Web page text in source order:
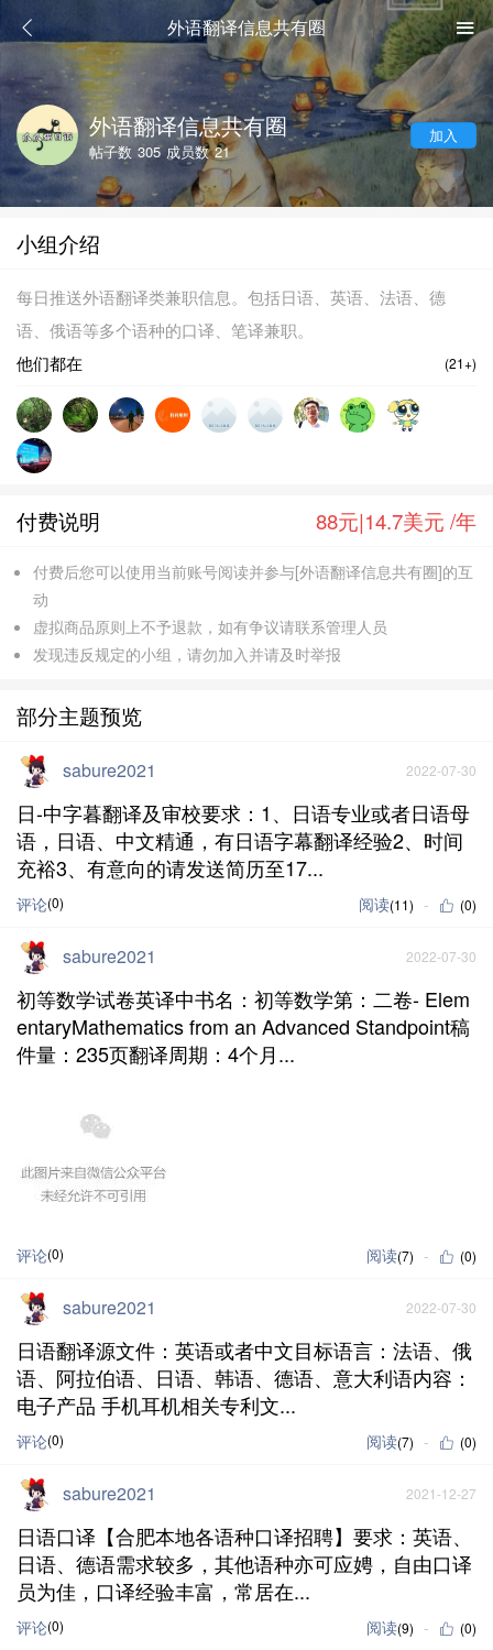
外语翻译信息共有圈
外语翻译信息共有圈
帖子数 305 成员数 21
加入
小组介绍
每日推送外语翻译类兼职信息。包括日语、英语、法语、德
语、俄语等多个语种的口译、笔译兼职。
(21+)
他们都在
88元|14.7美元 /年
付费说明
付费后您可以使用当前账号阅读并参与[外语翻译信息共有圈]的互
动
虚拟商品原则上不予退款，如有争议请联系管理人员
发现违反规定的小组，请勿加入并请及时举报
部分主题预览
sabure2021 2022-07-30
日-中字暮翻译及审校要求：1、日语专业或者日语母
语，日语、中文精通，有日语字幕翻译经验2、时间
充裕3、有意向的请发送简历至17...
评论(0) 阅读(11) (0)
sabure2021 2022-07-30
初等数学试卷英译中书名：初等数学第：二卷- Elem
entaryMathematics from an Advanced Standpoint稿
件量：235页翻译周期：4个月...
评论(0) 阅读(7) (0)
sabure2021 2022-07-30
日语翻译源文件：英语或者中文目标语言：法语、俄
语、阿拉伯语、日语、韩语、德语、意大利语内容：
电子产品 手机耳机相关专利文...
评论(0) 阅读(7) (0)
sabure2021 2021-12-27
日语口译【合肥本地各语种口译招聘】要求：英语、
日语、德语需求较多，其他语种亦可应娉，自由口译
员为佳，口译经验丰富，常居在...
评论(0) 阅读(9) (0)